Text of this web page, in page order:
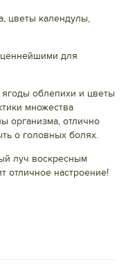
цветы календулы,
ценнейшими для
облепихи и цветы
множества
организма, отлично
о головных болях.
луч воскресным
отличное настроение!